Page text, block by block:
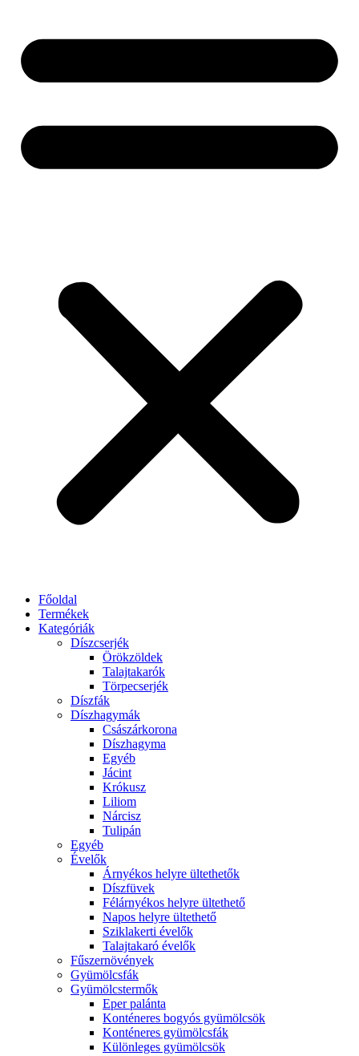
Főoldal
Termékek
Kategóriák
Díszcserjék
Örökzöldek
Talajtakarók
Törpecserjék
Díszfák
Díszhagymák
Császárkorona
Díszhagyma
Egyéb
Jácint
Krókusz
Liliom
Nárcisz
Tulipán
Egyéb
Évelők
Árnyékos helyre ültethetők
Díszfüvek
Félárnyékos helyre ültethető
Napos helyre ültethető
Sziklakerti évelők
Talajtakaró évelők
Fűszernövények
Gyümölcsfák
Gyümölcstermők
Eper palánta
Konténeres bogyós gyümölcsök
Konténeres gyümölcsfák
Különleges gyümölcsök